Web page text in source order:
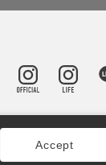
東京都公安委員
Accept